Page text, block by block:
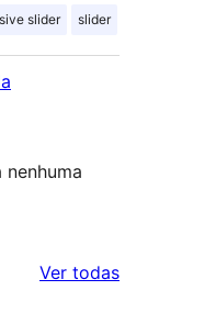
slider slider
Ver todasavaliações